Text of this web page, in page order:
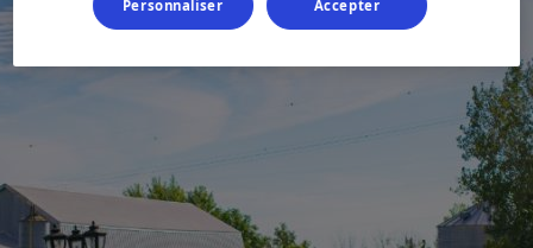
Personnaliser Accepter